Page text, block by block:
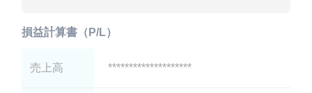
損益計算書（P/L）
売上高 ********************